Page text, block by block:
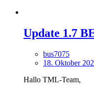
Update 1.7
bus7075
18. Oktober
Hallo TML-Team,